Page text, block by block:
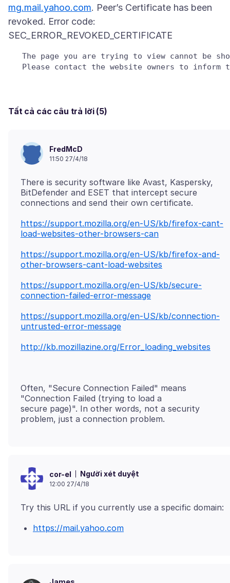
mg.mail.yahoo.com. Peer’s Certificate has been
revoked. Error code:
The page you are trying to view cannot be
Tất cả các câu trả lời (5)
FredMcD
11:50 27/4/18
There is security software like Avast, Kaspersky,
BitDefender and ESET that intercept secure
https://support.mozilla.org/en-US/kb/firefox-cant-
load-websites-other-browsers-can
https://support.mozilla.org/en-US/kb/firefox-and-
other-browsers-cant-load-websites
https://support.mozilla.org/en-US/kb/secure-
connection-failed-error-message
https://support.mozilla.org/en-US/kb/connection-
untrusted-error-message
http://kb.mozillazine.org/Error_loading_websites
Often, "Secure Connection Failed" means
"Connection Failed (trying to load a
secure page)". In other words, not a security
cor-el Người xét duyệt
12:00 27/4/18
https://mail.yahoo.com